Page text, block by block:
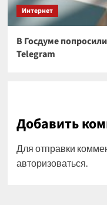
Интернет
В Госдуме
Telegram
Добавить
Для отправки
авторизоваться.